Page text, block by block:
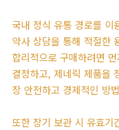
국내 정식 유통 경로를 이
약사 상담을 통해 적절한
합리적으로 구매하려면
결정하고, 제네릭 제품을
장 안전하고 경제적인 방
또한 장기 보관 시 유효기